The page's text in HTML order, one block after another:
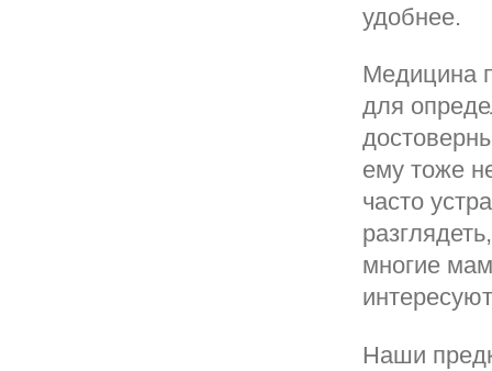
удобнее.
Медицина
для
ему тоже
часто
многие
Наши